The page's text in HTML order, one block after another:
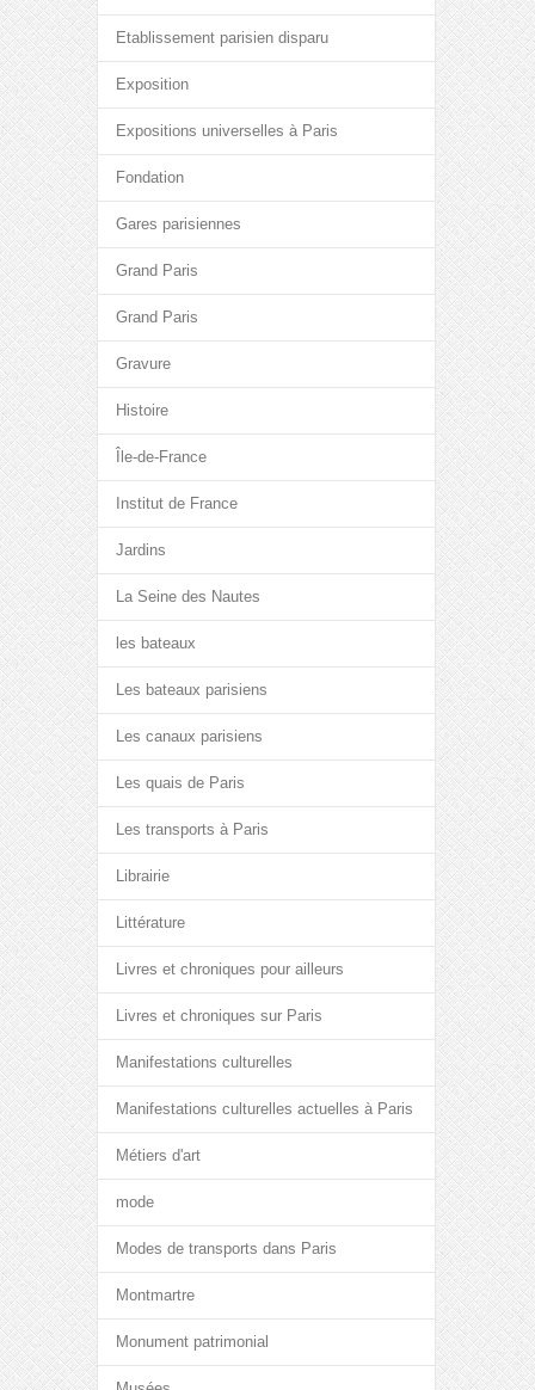
Etablissement parisien disparu
Exposition
Expositions universelles à Paris
Fondation
Gares parisiennes
Grand Paris
Grand Paris
Gravure
Histoire
Île-de-France
Institut de France
Jardins
La Seine des Nautes
les bateaux
Les bateaux parisiens
Les canaux parisiens
Les quais de Paris
Les transports à Paris
Librairie
Littérature
Livres et chroniques pour ailleurs
Livres et chroniques sur Paris
Manifestations culturelles
Manifestations culturelles actuelles à Paris
Métiers d'art
mode
Modes de transports dans Paris
Montmartre
Monument patrimonial